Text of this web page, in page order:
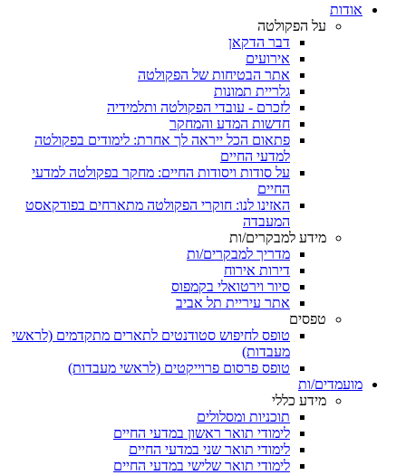
אודות
על הפקולטה
דבר הדקאן
אירועים
אתר הבטיחות של הפקולטה
גלריית תמונות
לזכרם - עובדי הפקולטה ותלמידיה
חדשות המדע והמחקר
פתאום הכל ייראה לך אחרת: לימודים בפקולטה
למדעי החיים
על סודות ויסודות החיים: מחקר בפקולטה למדעי
החיים
האזינו לנו: חוקרי הפקולטה מתארחים בפודקאסט
המעבדה
מידע למבקרים/ות
מדריך למבקרים/ות
דירות אירוח
סיור וירטואלי בקמפוס
אתר עיריית תל אביב
טפסים
טופס לחיפוש סטודנטים לתארים מתקדמים (לראשי
מעבדות)
טופס פרסום פרוייקטים (לראשי מעבדות)
מועמדים/ות
מידע כללי
תוכניות ומסלולים
לימודי תואר ראשון במדעי החיים
לימודי תואר שני במדעי החיים
לימודי תואר שלישי במדעי החיים